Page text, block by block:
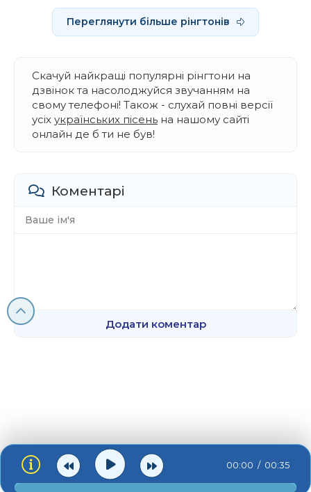
Переглянути більше рінгтонів
Скачуй найкращі популярні рінгтони на
дзвінок та насолоджуйся звучанням на
свому телефоні! Також - слухай повні версії
усіх українських пісень на нашому сайті
онлайн де б ти не був!
Коментарі
Додати коментар
00:00 00:35